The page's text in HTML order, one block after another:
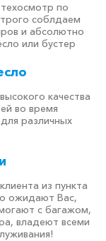
по
соблдаем
и абсолютно
или бустер
качества
во время
различных
из пункта
ожидают Вас,
с багажом,
владеют всеми